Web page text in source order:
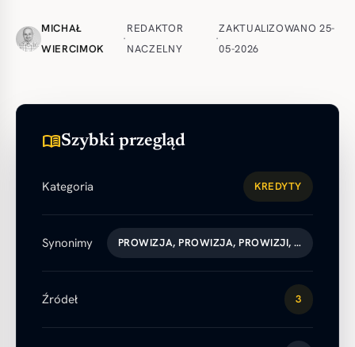
MICHAŁ
WIERCIMOK
·
REDAKTOR
NACZELNY
·
ZAKTUALIZOWANO 25-
05-2026
menu_bookSzybki przegląd
Kategoria KREDYTY
Synonimy PROWIZJA, PROWIZJA, PROWIZJI, …
Źródeł 3